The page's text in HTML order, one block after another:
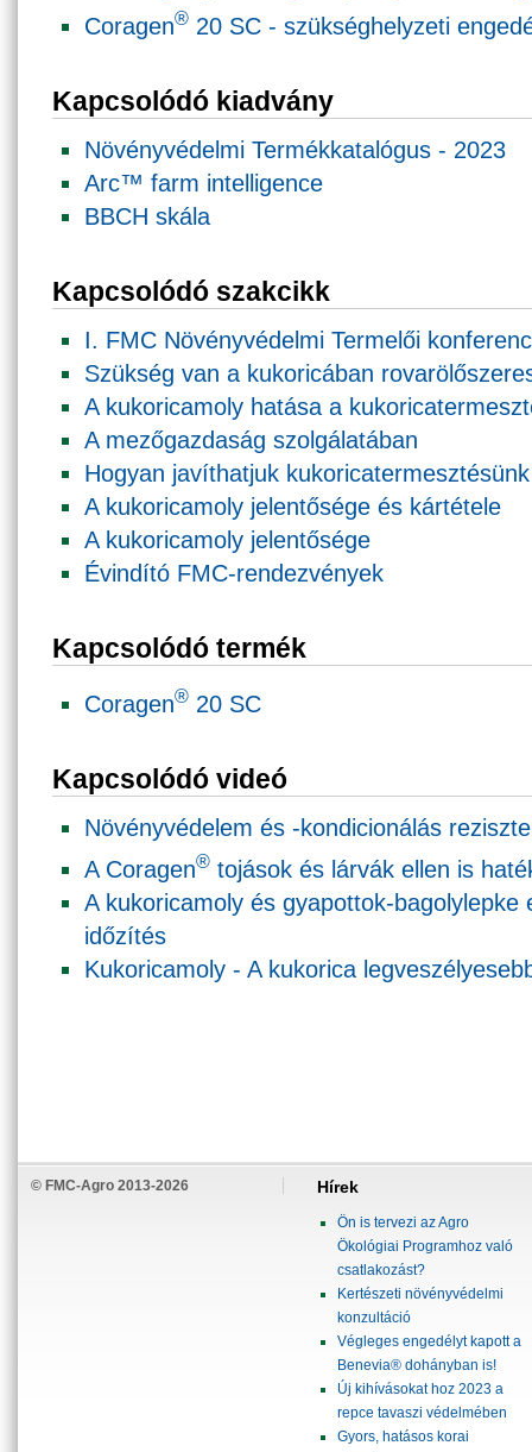
Coragen® 20 SC - szükséghelyzeti
Kapcsolódó kiadvány
Növényvédelmi Termékkatalógus - 2023
Arc™ farm intelligence
BBCH skála
Kapcsolódó szakcikk
I. FMC Növényvédelmi Termelői
Szükség van a kukoricában
A kukoricamoly hatása a
A mezőgazdaság szolgálatában
Hogyan javíthatjuk
A kukoricamoly jelentősége és kártétele
A kukoricamoly jelentősége
Évindító FMC-rendezvények
Kapcsolódó termék
Coragen® 20 SC
Kapcsolódó videó
Növényvédelem és -kondicionálás
A Coragen® tojások és lárvák ellen is
A kukoricamoly és gyapottok-bagolylepke
időzítés
Kukoricamoly - A kukorica
© FMC-Agro 2013-2026 Hírek
Ön is tervezi az Agro
Ökológiai Programhoz való
csatlakozást?
Kertészeti növényvédelmi
konzultáció
Végleges engedélyt kapott a
Benevia® dohányban is!
Új kihívásokat hoz 2023 a
repce tavaszi védelmében
Gyors, hatásos korai